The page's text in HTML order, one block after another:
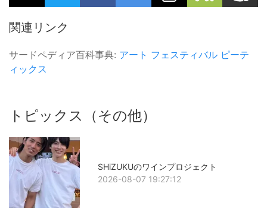
関連リンク
サードペディア百科事典: アート フェスティバル ピーテ
ィックス
トピックス（その他）
SHiZUKUのワインプロジェクト
2026-08-07 19:27:12